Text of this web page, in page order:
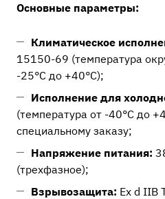
Основные параметры:
Климатическое
15150-69 (температура
-25°C до +40°C);
Исполнение для
(температура от -40°C до
специальному заказу;
Напряжение питания:
(трехфазное);
Взрывозащита: Ex d IIB